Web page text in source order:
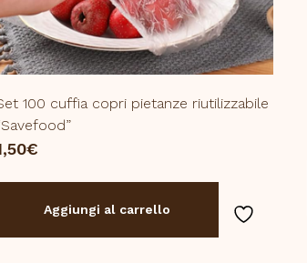
100 cuffia copri pietanze riutilizzabile
€
Aggiungi al carrello